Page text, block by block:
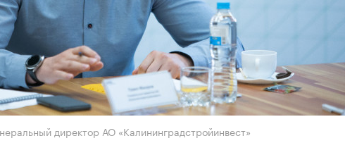
директор АО «Калининградстройинвест»